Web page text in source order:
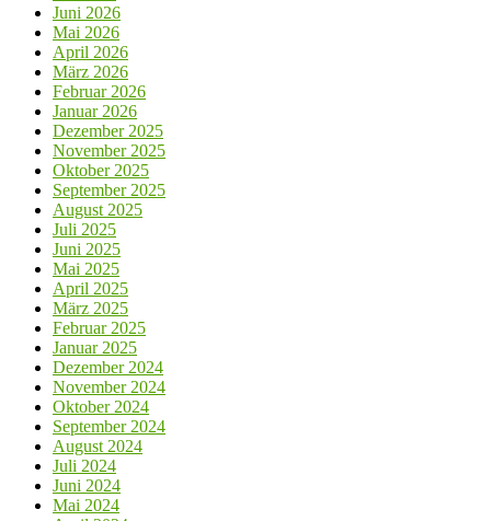
Juni 2026
Mai 2026
April 2026
März 2026
Februar 2026
Januar 2026
Dezember 2025
November 2025
Oktober 2025
September 2025
August 2025
Juli 2025
Juni 2025
Mai 2025
April 2025
März 2025
Februar 2025
Januar 2025
Dezember 2024
November 2024
Oktober 2024
September 2024
August 2024
Juli 2024
Juni 2024
Mai 2024